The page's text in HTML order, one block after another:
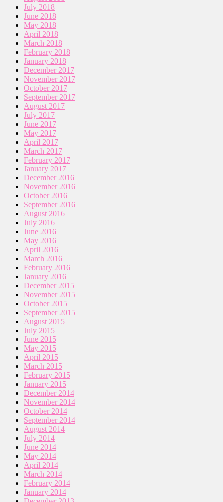
July 2018
June 2018
May 2018
April 2018
March 2018
February 2018
January 2018
December 2017
November 2017
October 2017
September 2017
August 2017
July 2017
June 2017
May 2017
April 2017
March 2017
February 2017
January 2017
December 2016
November 2016
October 2016
September 2016
August 2016
July 2016
June 2016
May 2016
April 2016
March 2016
February 2016
January 2016
December 2015
November 2015
October 2015
September 2015
August 2015
July 2015
June 2015
May 2015
April 2015
March 2015
February 2015
January 2015
December 2014
November 2014
October 2014
September 2014
August 2014
July 2014
June 2014
May 2014
April 2014
March 2014
February 2014
January 2014